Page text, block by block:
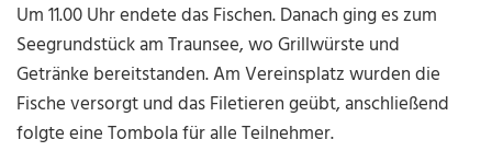
Um 11.00 Uhr endete das Fischen. Danach ging es zum
Seegrundstück am Traunsee, wo Grillwürste und
Getränke bereitstanden. Am Vereinsplatz wurden die
Fische versorgt und das Filetieren geübt, anschließend
folgte eine Tombola für alle Teilnehmer.